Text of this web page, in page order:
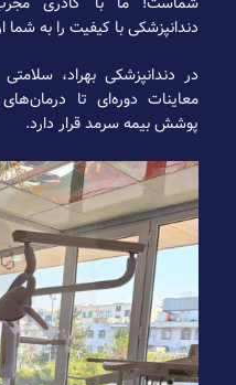
دندانپزشکی با کیفیت را به شما
در دندانپزشکی بهراد،
معاینات دوره‌ای تا
پوشش بیمه سرمد قرار دارد.